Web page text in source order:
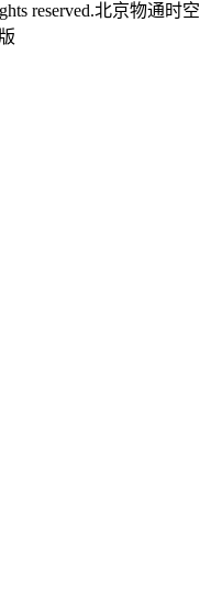
reserved.北京物通时空